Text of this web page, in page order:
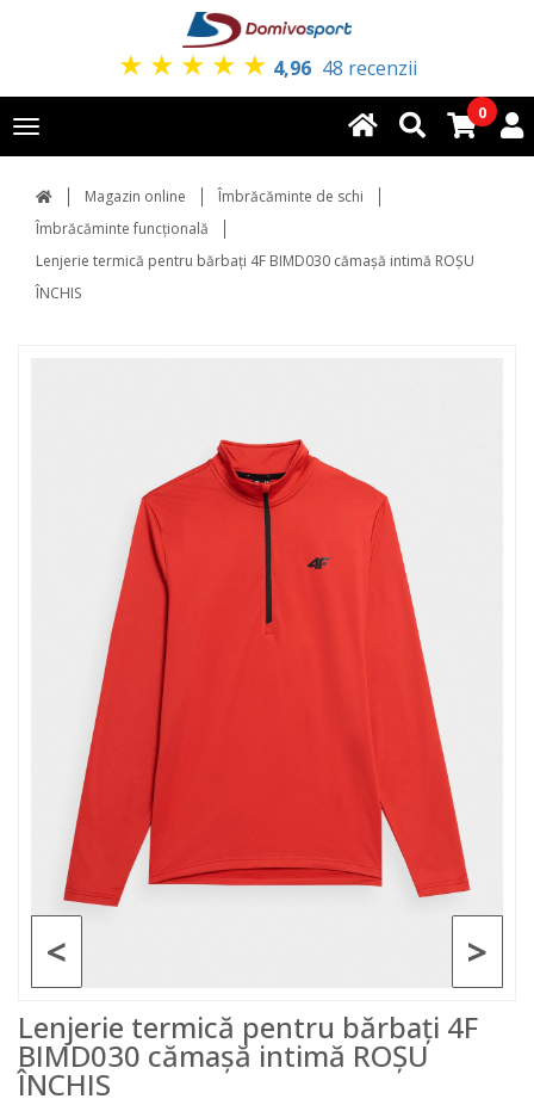
★ ★ ★ ★ ★ 4,96 48 recenzii
Toggle
navigation
0
Magazin online
Îmbrăcăminte de schi
Îmbrăcăminte funcțională
Lenjerie termică pentru bărbați 4F BIMD030 cămașă intimă ROȘU
ÎNCHIS
>
<
Lenjerie termică pentru bărbați 4F
BIMD030 cămașă intimă ROȘU
ÎNCHIS